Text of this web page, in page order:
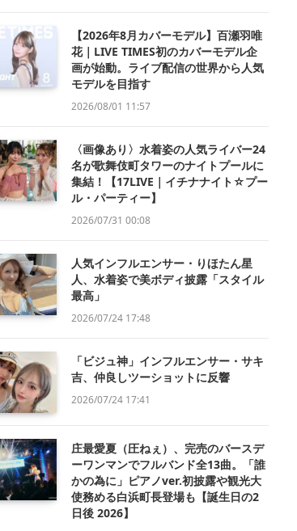
【2026年8月カバーモデル】百瀬羽唯
花｜LIVE TIMES初のカバーモデル企
画が始動。ライブ配信の世界から人気
モデルを目指す
2026/08/01 11:57
〈画像あり〉水着姿の人気ライバー24
名が歌舞伎町タワーのナイトプールに
集結！【17LIVE｜イチナナイト☆プー
ル・パーティー】
2026/07/31 00:08
人気インフルエンサー・りほたん星
人、水着姿で美ボディ披露「スタイル
最高」
2026/07/24 17:48
「ビジュ神」インフルエンサー・サキ
吉、仲良しツーショットに反響
2026/07/24 17:41
庄最愛夏（圧ねぇ）、完売のバースデ
ーワンマンでフルバンド全13曲。「誰
かの為に」ピアノver.初披露や観光大
使務める白浜町長登場も【誕生日の2
日後 2026】